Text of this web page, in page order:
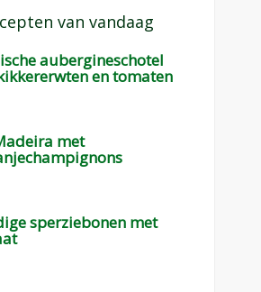
van vandaag
aubergineschotel
en tomaten
met
sperziebonen met